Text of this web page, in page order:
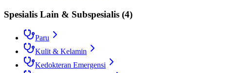
Spesialis Lain & Subspesialis (4)
Paru
Kulit & Kelamin
Kedokteran Emergensi